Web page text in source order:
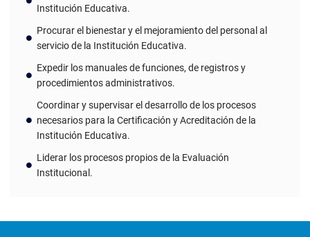
Institución Educativa.
Procurar el bienestar y el mejoramiento del personal al
servicio de la Institución Educativa.
Expedir los manuales de funciones, de registros y
procedimientos administrativos.
Coordinar y supervisar el desarrollo de los procesos
necesarios para la Certificación y Acreditación de la
Institución Educativa.
Liderar los procesos propios de la Evaluación
Institucional.